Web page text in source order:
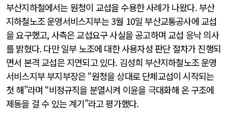
부산지하철에서는 원청이 교섭을 수용한 사례가 나왔다. 부산
지하철노조 운영서비스지부는 3월 10일 부산교통공사에 교섭
을 요구했고, 사측은 교섭요구 사실을 공고하며 교섭 응낙 의사
를 밝혔다. 다만 일부 노조에 대한 사용자성 판단 절차가 진행되
면서 본격 교섭은 지연되고 있다. 김성희 부산지하철노조 운영
서비스지부 부지부장은 “원청을 상대로 단체교섭이 시작되는
첫 해”라며 “비정규직을 분열시켜 이윤을 극대화해 온 구조에
제동을 걸 수 있는 계기”라고 평가했다.